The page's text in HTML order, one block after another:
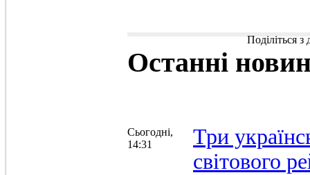
Поділіться
Останні
Сьогодні,
14:31
Три
світового